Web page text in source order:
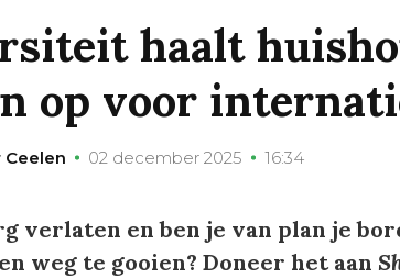
haalt
op voor
02 december 2025 16:34
verlaten en ben je van plan je
weg te gooien? Doneer het aan